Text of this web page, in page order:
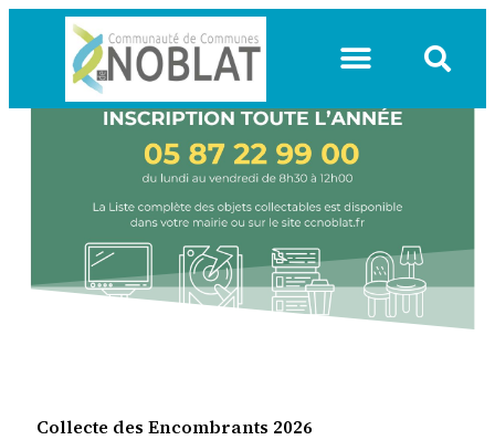
Collecte des Encombrants 2026